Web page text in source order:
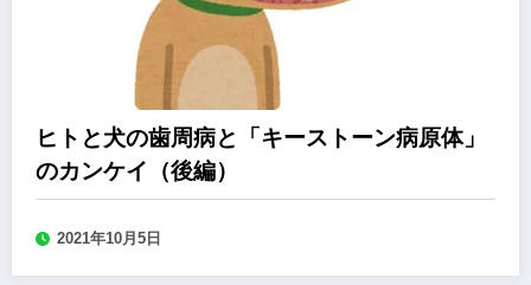
ヒトと犬の歯周病と「キーストーン病原体」
のカンケイ（後編）
2021年10月5日